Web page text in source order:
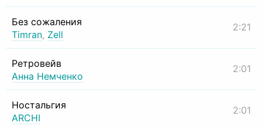
Без сожаления
Timran, Zell
2:21
Ретровейв
Анна Немченко
2:01
Ностальгия
ARCHI
2:01